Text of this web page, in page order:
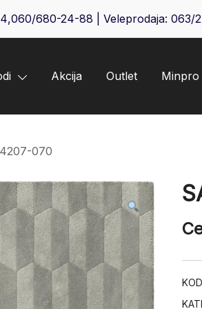
,060/680-24-88 | Veleprodaja: 063/
Akcija Outlet Minpro
070